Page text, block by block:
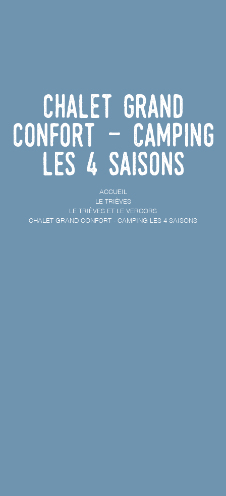
Chalet grand
confort - Camping
les 4 Saisons
ACCUEIL
LE TRIÈVES
LE TRIÈVES ET LE VERCORS
CHALET GRAND CONFORT - CAMPING LES 4 SAISONS